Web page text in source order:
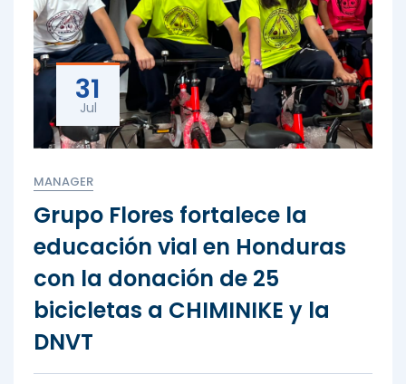
31
Jul
MANAGER
Grupo Flores fortalece la
educación vial en Honduras
con la donación de 25
bicicletas a CHIMINIKE y la
DNVT